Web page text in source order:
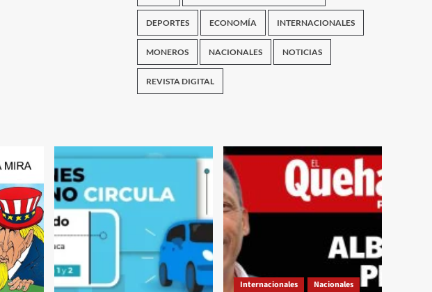
DEPORTES ECONOMÍA INTERNACIONALES
MONEROS NACIONALES NOTICIAS
REVISTA DIGITAL
Internacionales
Nacionales